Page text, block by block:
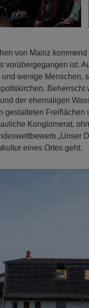
von Mainz
vorübergegangen ist.
wenige Menschen,
der ehemaligen
gestalteten
Konglomerat,
„Unser
eines Ortes geht.